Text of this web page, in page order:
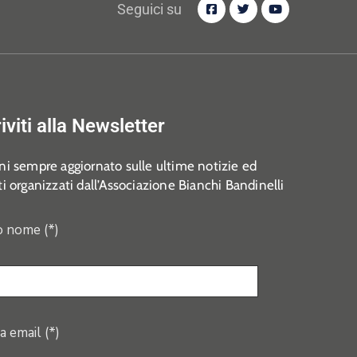
Seguici su
alla Newsletter
sempre aggiornato sulle ultime notizie ed
organizzati dall’Associazione Bianchi Bandinelli
nome (*)
email (*)